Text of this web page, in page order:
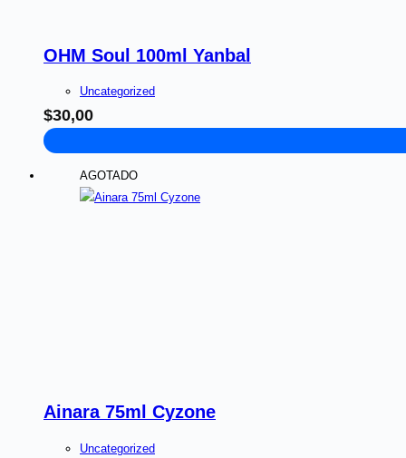
OHM Soul 100ml Yanbal
Uncategorized
$30,00
AGOTADO
Ainara 75ml Cyzone
Uncategorized